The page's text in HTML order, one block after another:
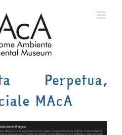
Perpetua,
MAcA